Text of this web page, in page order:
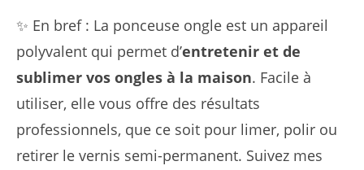
✨ En bref : La ponceuse ongle est un appareil
polyvalent qui permet d’entretenir et de
sublimer vos ongles à la maison. Facile à
utiliser, elle vous offre des résultats
professionnels, que ce soit pour limer, polir ou
retirer le vernis semi-permanent. Suivez mes